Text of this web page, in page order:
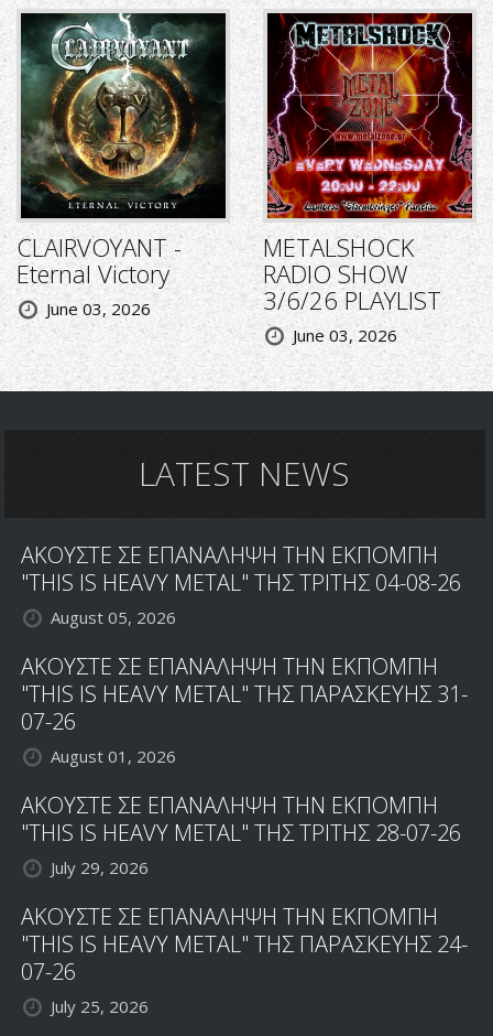
CLAIRVOYANT -
Eternal Victory
June 03, 2026
METALSHOCK
RADIO SHOW
3/6/26 PLAYLIST
June 03, 2026
LATEST NEWS
ΑΚΟΥΣΤΕ ΣΕ ΕΠΑΝΑΛΗΨΗ ΤΗΝ ΕΚΠΟΜΠΗ
"THIS IS HEAVY METAL" ΤΗΣ ΤΡΙΤΗΣ 04-08-26
August 05, 2026
ΑΚΟΥΣΤΕ ΣΕ ΕΠΑΝΑΛΗΨΗ ΤΗΝ ΕΚΠΟΜΠΗ
"THIS IS HEAVY METAL" ΤΗΣ ΠΑΡΑΣΚΕΥΗΣ 31-
07-26
August 01, 2026
ΑΚΟΥΣΤΕ ΣΕ ΕΠΑΝΑΛΗΨΗ ΤΗΝ ΕΚΠΟΜΠΗ
"THIS IS HEAVY METAL" ΤΗΣ ΤΡΙΤΗΣ 28-07-26
July 29, 2026
ΑΚΟΥΣΤΕ ΣΕ ΕΠΑΝΑΛΗΨΗ ΤΗΝ ΕΚΠΟΜΠΗ
"THIS IS HEAVY METAL" ΤΗΣ ΠΑΡΑΣΚΕΥΗΣ 24-
07-26
July 25, 2026